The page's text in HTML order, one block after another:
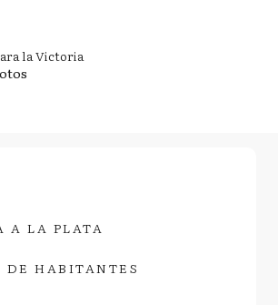
la Victoria
A LA PLATA
HABITANTES